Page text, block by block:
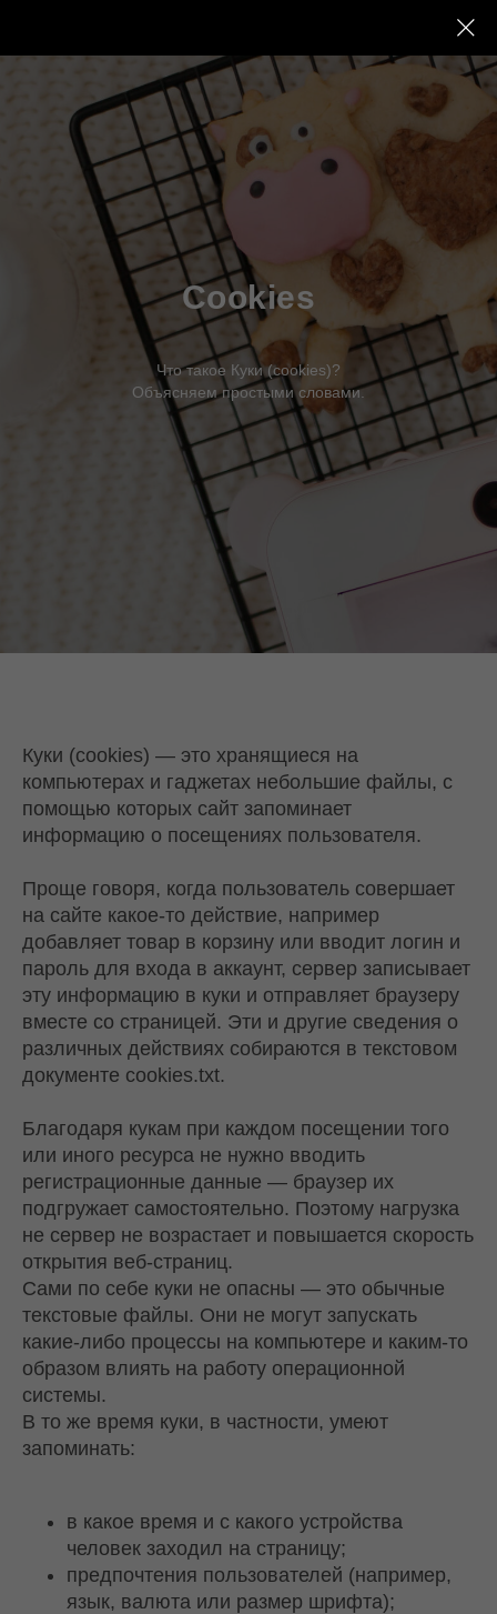
Cookies
Что такое Куки (cookies)?
Объясняем простыми словами.
Куки (cookies) — это хранящиеся на
компьютерах и гаджетах небольшие файлы, c
помощью которых сайт запоминает
информацию о посещениях пользователя.
Проще говоря, когда пользователь совершает
на сайте какое-то действие, например
добавляет товар в корзину или вводит логин и
пароль для входа в аккаунт, сервер записывает
эту информацию в куки и отправляет браузеру
вместе со страницей. Эти и другие сведения о
различных действиях собираются в текстовом
документе cookies.txt.
Благодаря кукам при каждом посещении того
или иного ресурса не нужно вводить
регистрационные данные — браузер их
подгружает самостоятельно. Поэтому нагрузка
не сервер не возрастает и повышается скорость
открытия веб-страниц.
Сами по себе куки не опасны — это обычные
текстовые файлы. Они не могут запускать
какие-либо процессы на компьютере и каким-то
образом влиять на работу операционной
системы.
В то же время куки, в частности, умеют
запоминать:
в какое время и с какого устройства
человек заходил на страницу;
предпочтения пользователей (например,
язык, валюта или размер шрифта);